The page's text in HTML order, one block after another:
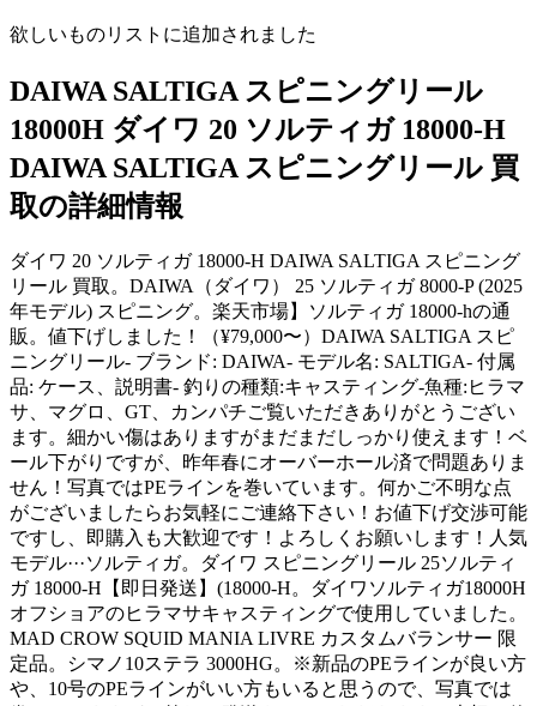
欲しいものリストに追加されました
DAIWA SALTIGA スピニングリール
18000H ダイワ 20 ソルティガ 18000-H
DAIWA SALTIGA スピニングリール 買
取の詳細情報
ダイワ 20 ソルティガ 18000-H DAIWA SALTIGA スピニング
リール 買取。DAIWA（ダイワ） 25 ソルティガ 8000-P (2025
年モデル) スピニング。楽天市場】ソルティガ 18000-hの通
販。値下げしました！（¥79,000〜）DAIWA SALTIGA スピ
ニングリール- ブランド: DAIWA- モデル名: SALTIGA- 付属
品: ケース、説明書- 釣りの種類:キャスティング-魚種:ヒラマ
サ、マグロ、GT、カンパチご覧いただきありがとうござい
ます。細かい傷はありますがまだまだしっかり使えます！ベ
ール下がりですが、昨年春にオーバーホール済で問題ありま
せん！写真ではPEラインを巻いています。何かご不明な点
がございましたらお気軽にご連絡下さい！お値下げ交渉可能
ですし、即購入も大歓迎です！よろしくお願いします！人気
モデル···ソルティガ。ダイワ スピニングリール 25ソルティ
ガ 18000-H【即日発送】(18000-H。ダイワソルティガ18000H
オフショアのヒラマサキャスティングで使用していました。
MAD CROW SQUID MANIA LIVRE カスタムバランサー 限
定品。シマノ10ステラ 3000HG。※新品のPEラインが良い方
や、10号のPEラインがいい方もいると思うので、写真では